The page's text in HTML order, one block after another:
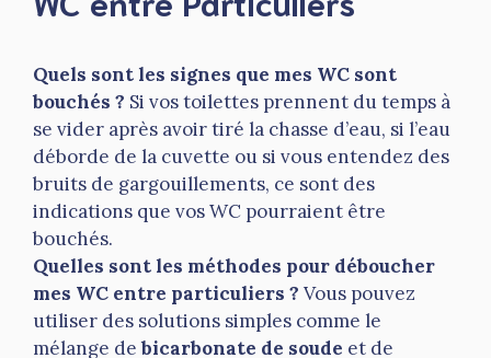
Quels sont les signes que mes WC sont
bouchés ? Si vos toilettes prennent du temps à
se vider après avoir tiré la chasse d’eau, si l’eau
déborde de la cuvette ou si vous entendez des
bruits de gargouillements, ce sont des
indications que vos WC pourraient être
bouchés.
Quelles sont les méthodes pour déboucher
mes WC entre particuliers ? Vous pouvez
utiliser des solutions simples comme le
mélange debicarbonate de soude et de